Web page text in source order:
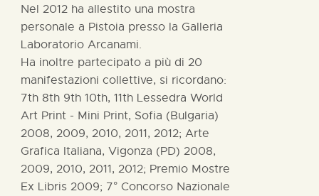
Nel 2012 ha allestito una mostra
personale a Pistoia presso la Galleria
Laboratorio Arcanami.
Ha inoltre partecipato a più di 20
manifestazioni collettive, si ricordano:
7th 8th 9th 10th, 11th Lessedra World
Art Print - Mini Print, Sofia (Bulgaria)
2008, 2009, 2010, 2011, 2012; Arte
Grafica Italiana, Vigonza (PD) 2008,
2009, 2010, 2011, 2012; Premio Mostre
Ex Libris 2009; 7° Concorso Nazionale